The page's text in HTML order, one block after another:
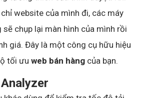
website của mình đi, các máy
chụp lại màn hình của mình rồi
giá. Đây là một công cụ hữu hiệu
tối ưu web bán hàng của bạn.